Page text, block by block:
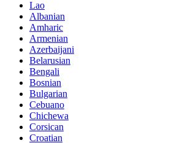
Lao
Albanian
Amharic
Armenian
Azerbaijani
Belarusian
Bengali
Bosnian
Bulgarian
Cebuano
Chichewa
Corsican
Croatian